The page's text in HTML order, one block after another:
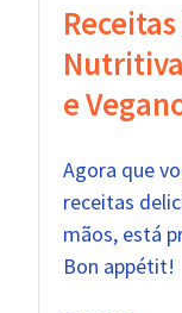
e
Agora que
receitas
mãos, está
Bon appétit!